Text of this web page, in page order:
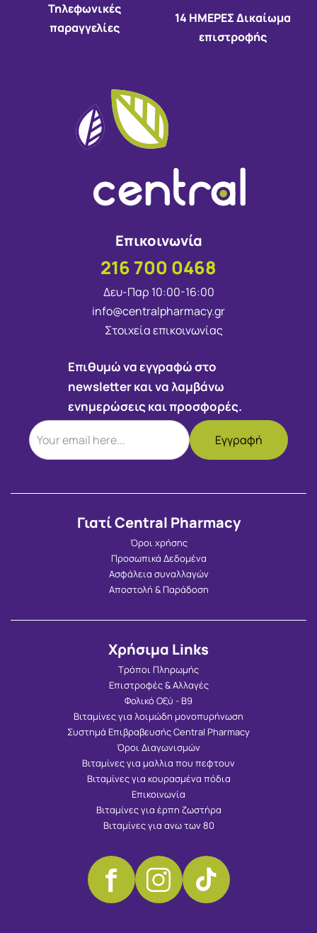
Τηλεφωνικές
παραγγελίες
14 HMEΡΕΣ Δικαίωμα
επιστροφής
Επικοινωνία
216 700 0468
Δευ-Παρ 10:00-16:00
info@centralpharmacy.gr
Στοιχεία επικοινωνίας
Επιθυμώ να εγγραφώ στο
newsletter και να λαμβάνω
ενημερώσεις και προσφορές.
Γιατί Central Pharmacy
Όροι χρήσης
Προσωπικά Δεδομένα
Ασφάλεια συναλλαγών
Αποστολή & Παράδοση
Χρήσιμα Links
Τρόποι Πληρωμής
Επιστροφές & Αλλαγές
Φολικό Οξύ - Β9
Βιταμίνες για λοιμώδη μονοπυρήνωση
Συστημά Επιβραβευσής Central Pharmacy
Όροι Διαγωνισμών
Βιταμίνες για μαλλια που πεφτουν
Βιταμίνες για κουρασμένα πόδια
Επικοινωνία
Βιταμίνες για έρπη ζωστήρα
Βιταμίνες για ανω των 80